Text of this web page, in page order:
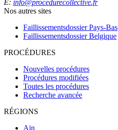
E: info@procedurecollective.fr
Nos autres sites
Faillissementsdossier Pays-Bas
Faillissementsdossier Belgique
PROCÉDURES
Nouvelles procédures
Procédures modifiées
Toutes les procédures
Recherche avancée
RÉGIONS
Ain